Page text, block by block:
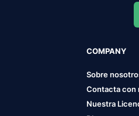
COMPANY
Sobre
Contacta con
Nuestra